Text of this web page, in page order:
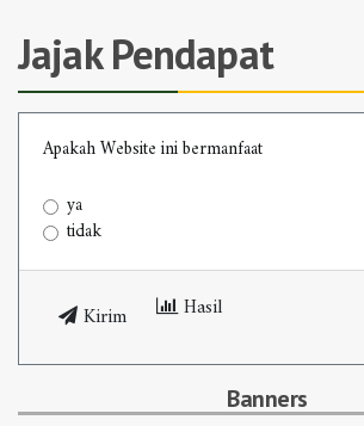
Jajak Pendapat
Apakah Website ini bermanfaat
ya
tidak
Kirim Hasil
Banners